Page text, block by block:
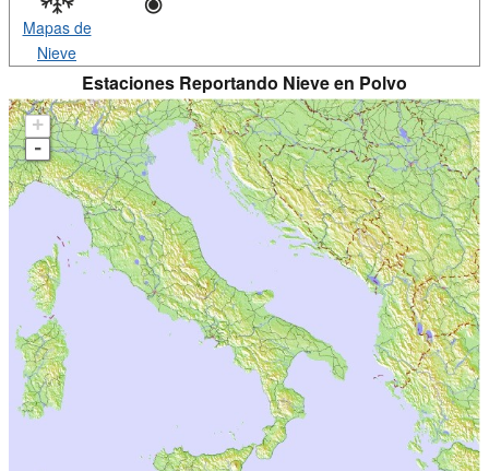
Mapas de
Nieve
Estaciones Reportando Nieve en Polvo
+
-